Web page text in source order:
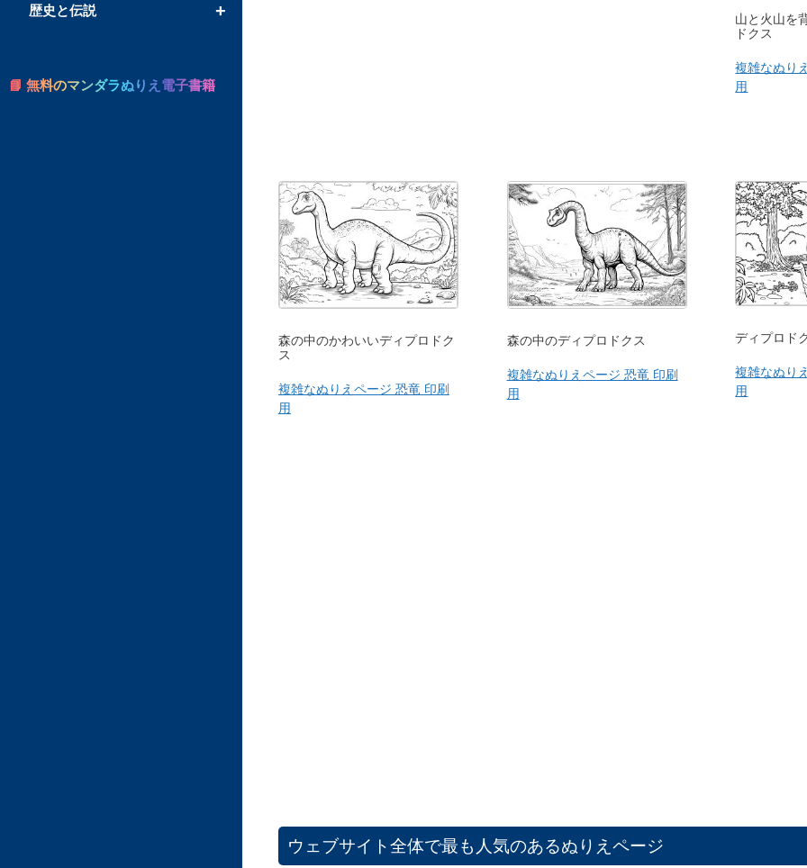
山と火山を
ドクス
複雑なぬり
用
森の中のかわいいディプロドク
ス
複雑なぬりえページ 恐竜 印刷
用
森の中のディプロドクス
複雑なぬりえページ 恐竜 印刷
用
ディプロド
複雑なぬり
用
ウェブサイト全体で最も人気のあるぬりえページ
+
歴史と伝説
📘 無料のマンダラぬりえ電子書籍